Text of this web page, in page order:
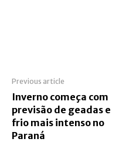
Previous article
Inverno começa com
previsão de geadas e
frio mais intenso no
Paraná